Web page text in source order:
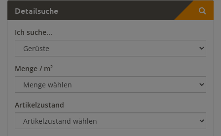
Detailsuche
Ich suche...
Menge / m²
Artikelzustand